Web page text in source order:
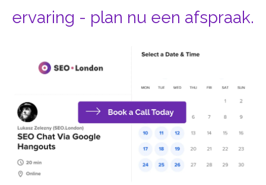
ervaring - plan nu een afspraak.